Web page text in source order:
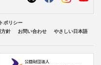
ポリシー
方針 お問い合わせ やさしい日本語